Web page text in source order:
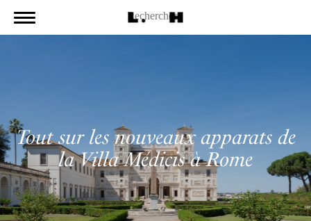
Tout sur les nouveaux apparats de
la Villa Médicis à Rome